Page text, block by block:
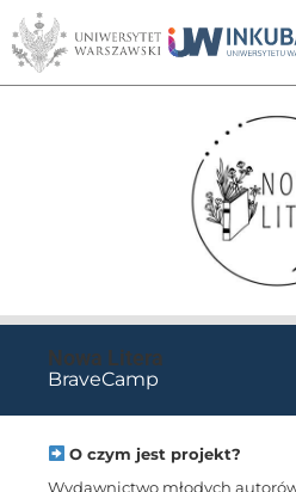
Nowa Litera
BraveCamp
O czym jest projekt?
Wydawnictwo młodych